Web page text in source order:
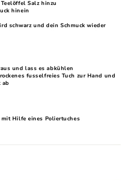
Salz hinzu
hinein
schwarz und dein Schmuck wieder
und lass es abkühlen
fusselfreies Tuch zur Hand und
ab
Hilfe eines Poliertuches